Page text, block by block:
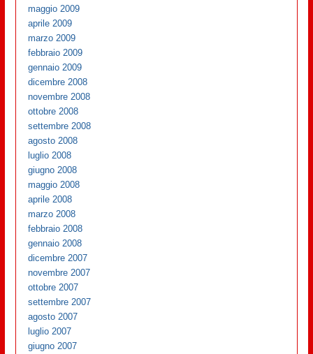
maggio 2009
aprile 2009
marzo 2009
febbraio 2009
gennaio 2009
dicembre 2008
novembre 2008
ottobre 2008
settembre 2008
agosto 2008
luglio 2008
giugno 2008
maggio 2008
aprile 2008
marzo 2008
febbraio 2008
gennaio 2008
dicembre 2007
novembre 2007
ottobre 2007
settembre 2007
agosto 2007
luglio 2007
giugno 2007